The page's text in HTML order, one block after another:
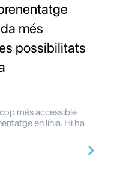
més
possibilitats
més accessible
en línia. Hi ha